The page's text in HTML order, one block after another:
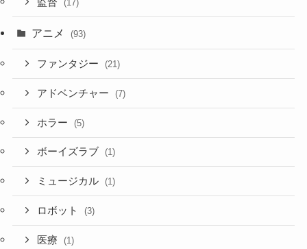
監督 (17)
アニメ (93)
ファンタジー (21)
アドベンチャー (7)
ホラー (5)
ボーイズラブ (1)
ミュージカル (1)
ロボット (3)
医療 (1)